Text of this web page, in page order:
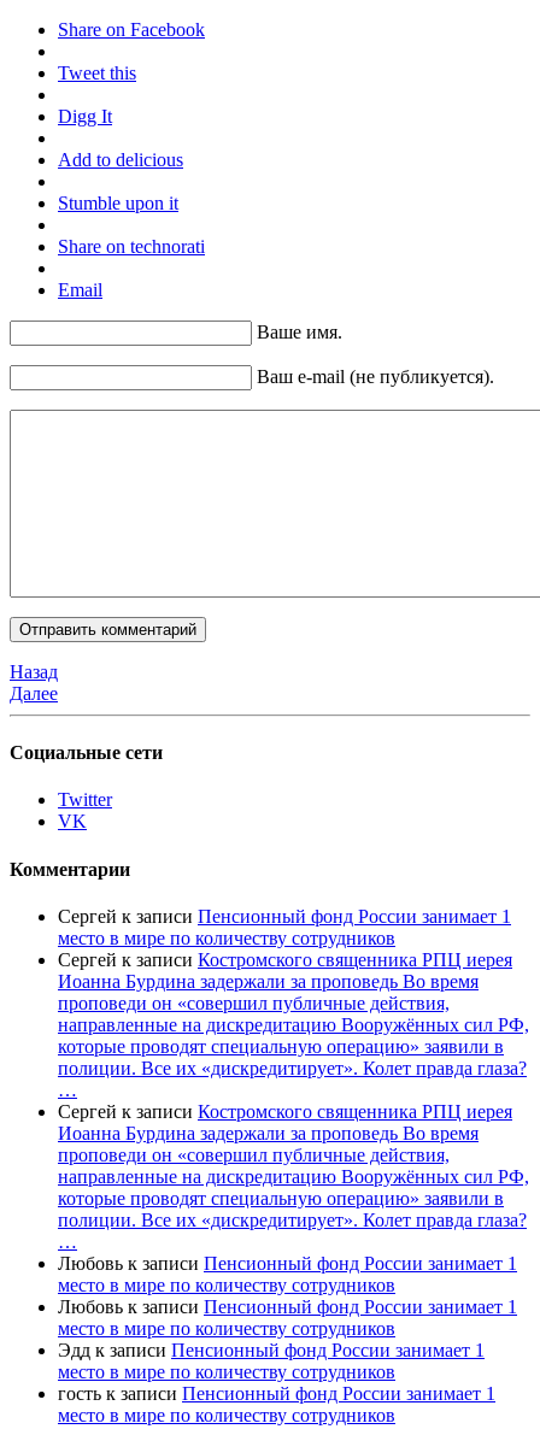
Share on Facebook
Tweet this
Digg It
Add to delicious
Stumble upon it
Share on technorati
Email
Ваше имя.
Ваш e-mail (не публикуется).
Назад
Далее
Социальные сети
Twitter
VK
Комментарии
Сергей к записи Пенсионный фонд России занимает 1
место в мире по количеству сотрудников
Сергей к записи Костромского священника РПЦ иерея
Иоанна Бурдина задержали за проповедь Во время
проповеди он «совершил публичные действия,
направленные на дискредитацию Вооружённых сил РФ,
которые проводят специальную операцию» заявили в
полиции. Все их «дискредитирует». Колет правда глаза?
…
Сергей к записи Костромского священника РПЦ иерея
Иоанна Бурдина задержали за проповедь Во время
проповеди он «совершил публичные действия,
направленные на дискредитацию Вооружённых сил РФ,
которые проводят специальную операцию» заявили в
полиции. Все их «дискредитирует». Колет правда глаза?
…
Любовь к записи Пенсионный фонд России занимает 1
место в мире по количеству сотрудников
Любовь к записи Пенсионный фонд России занимает 1
место в мире по количеству сотрудников
Эдд к записи Пенсионный фонд России занимает 1
место в мире по количеству сотрудников
гость к записи Пенсионный фонд России занимает 1
место в мире по количеству сотрудников